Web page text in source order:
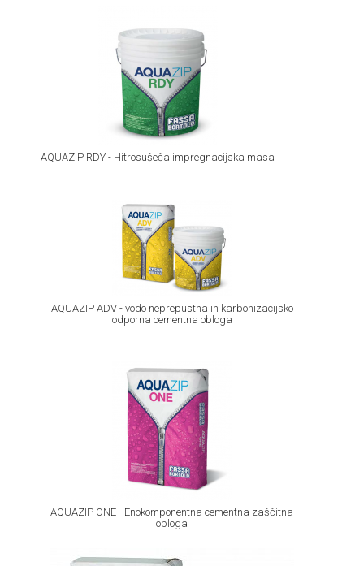
AQUAZIP RDY - Hitrosušeča impregnacijska masa
AQUAZIP ADV - vodo neprepustna in karbonizacijsko
odporna cementna obloga
AQUAZIP ONE - Enokomponentna cementna zaščitna
obloga